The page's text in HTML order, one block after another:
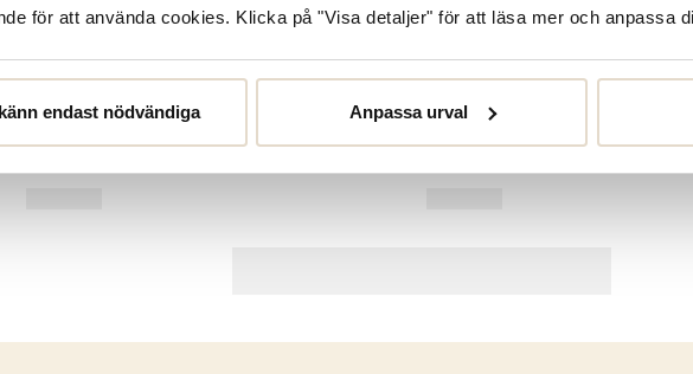
för att använda cookies. Klicka på "Visa detaljer" för att läsa mer och anpassa
endast nödvändiga Anpassa urval